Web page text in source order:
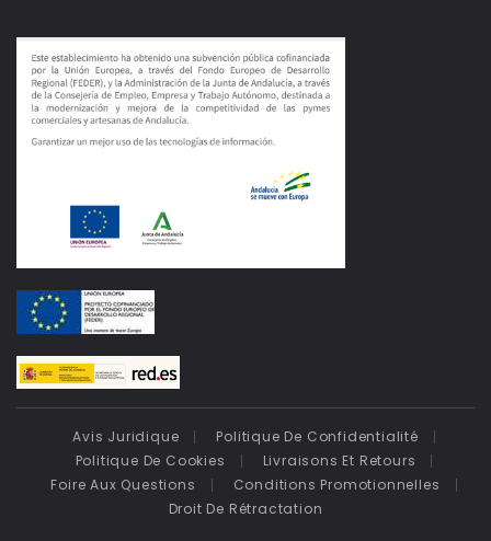
Avis Juridique
Politique De Confidentialité
Politique De Cookies
Livraisons Et Retours
Foire Aux Questions
Conditions Promotionnelles
Droit De Rétractation